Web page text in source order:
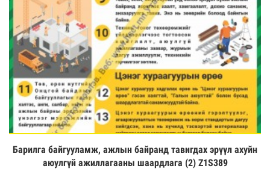
Үзэх
Барилга байгууламж, ажлын байранд тавигдах эрүүл ахуйн
аюулгүй ажиллагааны шаардлага (2) Z1S389